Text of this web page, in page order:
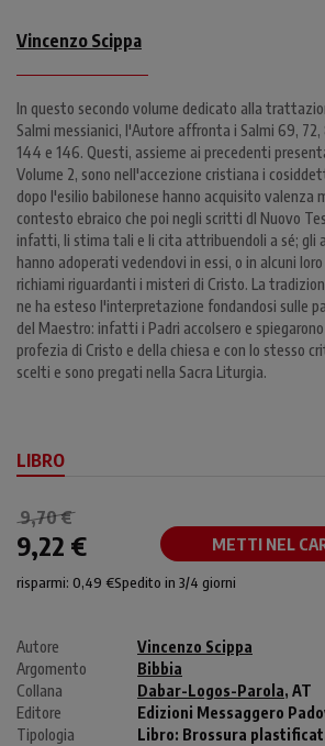
Vincenzo Scippa
In questo secondo volume dedicato alla
Salmi messianici, l'Autore affronta i Salmi 69, 72,
144 e 146. Questi, assieme ai precedenti
Volume 2, sono nell'accezione cristiana i
dopo l'esilio babilonese hanno acquisito valenza
contesto ebraico che poi negli scritti dl Nuovo
infatti, li stima tali e li cita attribuendoli a sé; gli
hanno adoperati vedendovi in essi, o in alcuni
richiami riguardanti i misteri di Cristo. La
ne ha esteso l'interpretazione fondandosi sulle
del Maestro: infatti i Padri accolsero e
profezia di Cristo e della chiesa e con lo stesso
scelti e sono pregati nella Sacra Liturgia.
LIBRO
9,70 €
9,22 € METTI NEL
risparmi: 0,49 €Spedito in 3/4 giorni
Autore
Vincenzo Scippa
Argomento
Bibbia
Collana
Dabar-Logos-Parola, AT
Editore
Edizioni Messaggero
Tipologia
Libro: Brossura